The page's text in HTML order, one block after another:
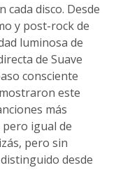
cada disco. Desde
y post-rock de
luminosa de
de Suave
consciente
este
más
igual de
pero sin
desde